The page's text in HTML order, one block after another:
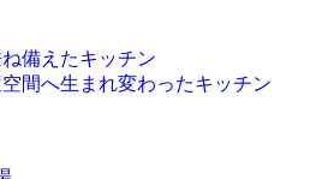
備えたキッチン
間へ生まれ変わったキッチン